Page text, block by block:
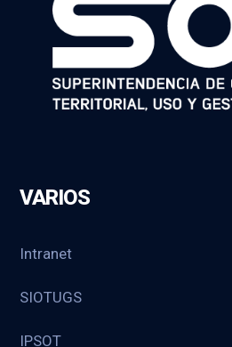
VARIOS
Intranet
SIOTUGS
IPSOT